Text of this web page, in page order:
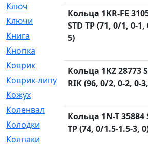
Ключ
[2]
Ключи
[3]
Книга
Кнопка
Коврик
[1]
Коврик-липучка
[2]
Кожух
Коленвал
[38]
Колодки
[2151]
Колпаки
Кольца 1KR-FE
STD TP (71, 0/1, 0-1,
5)
Кольца 1KZ 28773
RIK (96, 0/2, 0-2, 0-
Кольца 1N-T 35884
TP (74, 0/1.5-1.5-3,